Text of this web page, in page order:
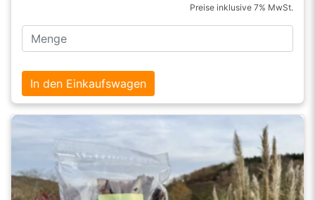
Preise inklusive 7% MwSt.
In den Einkaufswagen